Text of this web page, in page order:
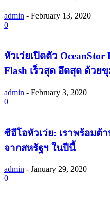
admin - February 13, 2020
0
หัวเว่ยเปิดตัว
Flash เร็วสุด อึดสุด ด้วย
admin - February 3, 2020
0
ซีอีโอหัวเว่ย: เราพร้อมต้
จากสหรัฐฯ ในปีนี้
admin - January 29, 2020
0